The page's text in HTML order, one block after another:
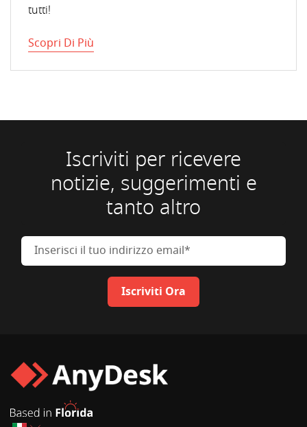
tutti!
Scopri Di Più
Iscriviti per ricevere
notizie, suggerimenti e
tanto altro
Inserisci il tuo indirizzo email
Iscriviti Ora